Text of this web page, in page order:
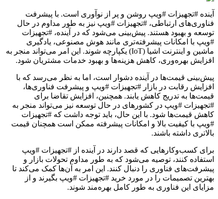
آینده #تجهیزات #ویپ روشن و پر از نوآوری است. با پیشرفت
فناوری‌های ارتباطی، #تجهیزات #ویپ نیز به طور مداوم در حال
توسعه و بهبود هستند. پیش‌بینی می‌شود که در آینده، #تجهیزات
#ویپ با امکانات پیشرفته‌تری مانند هوش مصنوعی، یادگیری
ماشین و اینترنت اشیا (IoT) یکپارچه شوند. این امر می‌تواند منجر به
افزایش بهره‌وری، کاهش هزینه‌ها و بهبود خدمات مشتریان شود.
پیش‌بینی قیمت‌ها در آینده دشوار است، اما به نظر می‌رسد که با
افزایش رقابت در بازار #تجهیزات #ویپ و پیشرفت فناوری‌ها،
قیمت‌ها به تدریج کاهش یابند. همچنین، افزایش تقاضا برای
#تجهیزات #ویپ در کشورهای در حال توسعه نیز می‌تواند منجر به
کاهش قیمت‌ها شود. با این حال، باید توجه داشت که #تجهیزات
#ویپ با کیفیت بالا و امکانات پیشرفته ممکن است همچنان قیمت
بالاتری داشته باشند.
برای کسب‌وکارهایی که قصد دارند در آینده از #تجهیزات #ویپ
استفاده کنند، توصیه می‌شود که به طور مداوم تحولات بازار و
پیشرفت‌های فناوری را دنبال کنند. این امر به آن‌ها کمک می‌کند تا
بهترین تصمیمات را در مورد خرید #تجهیزات #ویپ بگیرند و از
مزایای این فناوری به طور کامل بهره‌مند شوند.